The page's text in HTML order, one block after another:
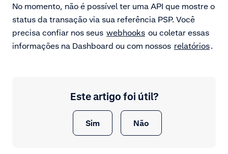
No momento, não é possível ter uma API que mostre o
status da transação via sua referência PSP. Você
precisa confiar nos seus webhooks ou coletar essas
informações na Dashboard ou com nossos relatórios.
Este artigo foi útil?
Sim Não